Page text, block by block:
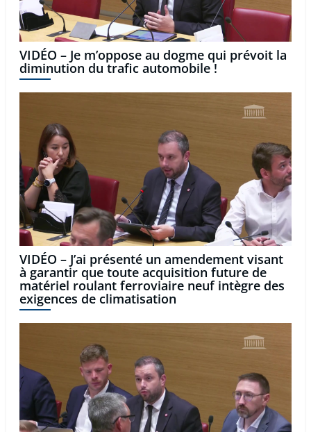
VIDÉO – Je m’oppose au dogme qui prévoit la
diminution du trafic automobile !
VIDÉO – J’ai présenté un amendement visant
à garantir que toute acquisition future de
matériel roulant ferroviaire neuf intègre des
exigences de climatisation